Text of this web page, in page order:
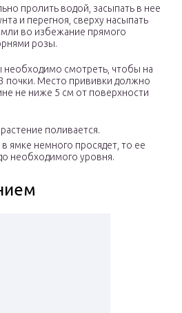
пролить водой, засыпать в нее
и перегноя, сверху насыпать
во избежание прямого
розы.
необходимо смотреть, чтобы на
почки. Место прививки должно
не ниже 5 см от поверхности
поливается.
ямке немного просядет, то ее
необходимого уровня.